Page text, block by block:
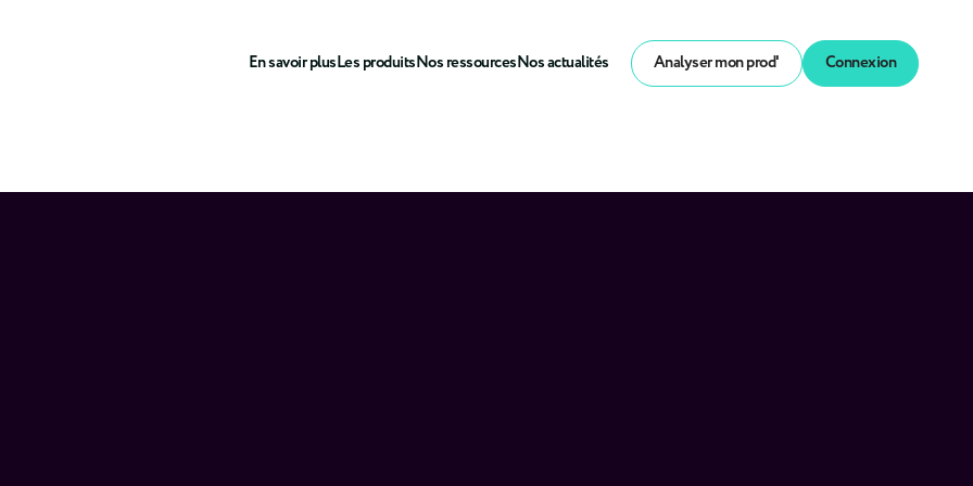
En savoir plusLes produitsNos ressourcesNos actualités Analyser mon prod' Connexion